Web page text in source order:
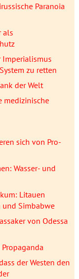
Paranoia
als
Imperialismus
zu retten
der Welt
medizinische
sich von Pro-
Wasser- und
Litauen
Simbabwe
von Odessa
der Westen den